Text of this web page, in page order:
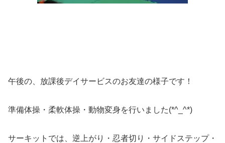
午後の、放課後デイサービスのお友達の様子です！
準備体操・柔軟体操・動物変身を行いました(*^_^*)
サーキットでは、逆上がり・忍者切り・サイドステップ・